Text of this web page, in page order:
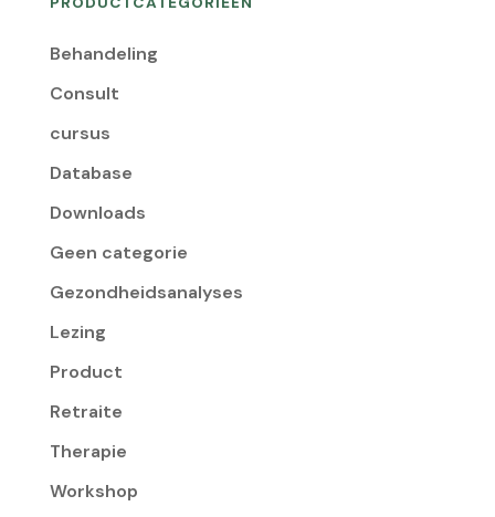
Behandeling
Consult
cursus
Database
Downloads
Geen categorie
Gezondheidsanalyses
Lezing
Product
Retraite
Therapie
Workshop